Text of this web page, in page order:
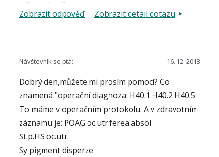
si řídí příslušné personální oddělení leteckých
společností, kde budou také stanoveny zdravotní
leteckého zdravotnictví v Praze, jehož oční
pro létající a obslužný letecký personál.
Zobrazit odpověď Zobrazit detail dotazu
Návštevník se ptá: 16. 12. 2018
Dobrý den,můžete mi prosím pomoci? Co
znamená "operační diagnoza: H40.1 H40.2 H40.5
To máme v operačním protokolu. A v zdravotním
záznamu je: POAG oc.utr.ferea absol
St.p.HS oc.utr.
Sy pigment disperze